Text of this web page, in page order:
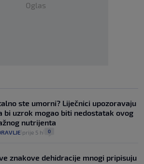
Oglas
ste umorni? Liječnici upozoravaju
bi uzrok mogao biti nedostatak ovog
nutrijenta
prije 5 h 0
znakove dehidracije mnogi pripisuju